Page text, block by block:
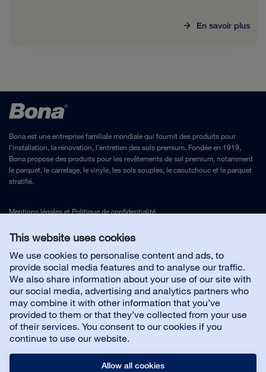
This website uses cookies
We use cookies to personalise content and ads, to
provide social media features and to analyse our traffic.
We also share information about your use of our site with
our social media, advertising and analytics partners who
may combine it with other information that you’ve
provided to them or that they’ve collected from your use
of their services. You consent to our cookies if you
continue to use our website.
Allow all cookies
En savoir plus
Bona est une entreprise familiale mondiale qui fournit des produits pour
l'installation, la rénovation, l'entretien des sols premium. Fondée en 1919,
Bona propose des produits pour les revêtements de sol premium, notamment
le parquet, le carrelage, le vinyle, les sols souples, le caoutchouc et le parquet
stratifié.
Mentions légaleset Politique de confidentialité
Nous contacter
Service client
À propos de Bona